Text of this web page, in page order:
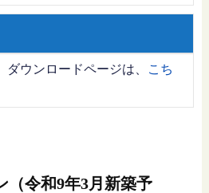
ウンロードページは、
こち
（令和9年3月新築予